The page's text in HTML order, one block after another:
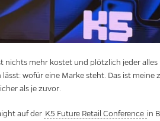
nichts mehr kostet und plötzlich jeder
wofür eine Marke steht. Das ist meine
als je zuvor.
auf der K5 Future Retail Conference in